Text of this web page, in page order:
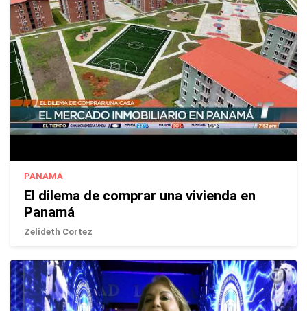
PANAMÁ
El dilema de comprar una vivienda en
Panamá
Zelideth Cortez